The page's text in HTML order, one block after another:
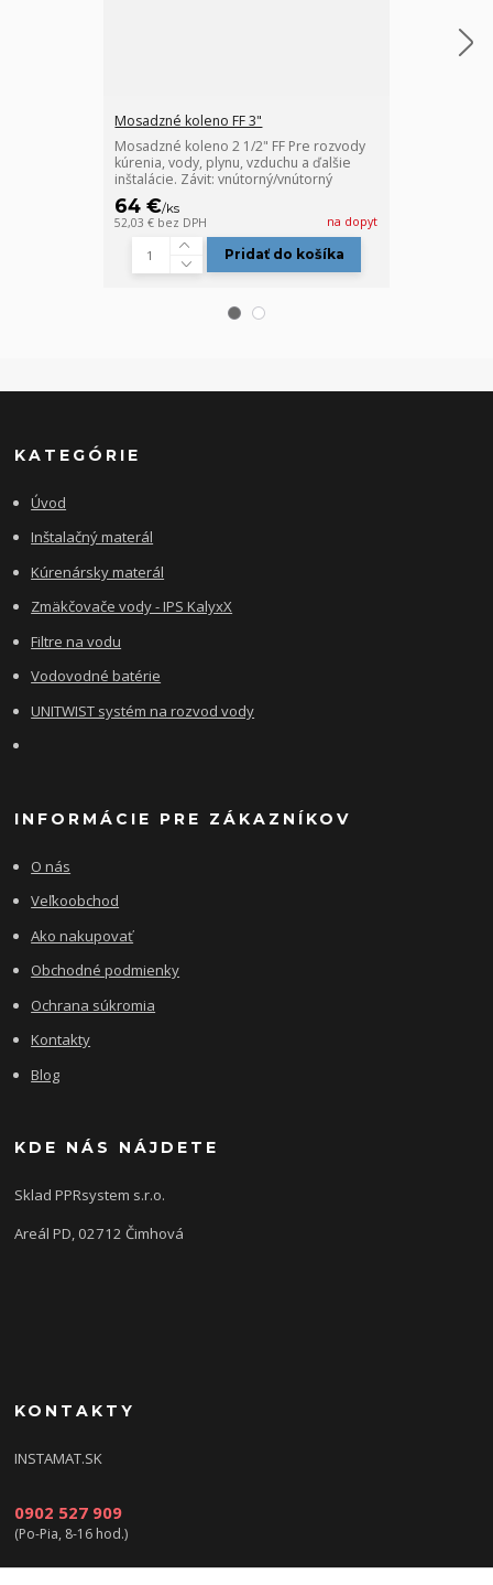
Mosadzné koleno FF 3"
Mosadzné koleno 2 1/2" FF Pre rozvody
kúrenia, vody, plynu, vzduchu a ďalšie
inštalácie. Závit: vnútorný/vnútorný
64 €/ks
52,03 € bez DPH na dopyt
Pridať do košíka
KATEGÓRIE
Úvod
Inštalačný materál
Kúrenársky materál
Zmäkčovače vody - IPS KalyxX
Filtre na vodu
Vodovodné batérie
UNITWIST systém na rozvod vody
INFORMÁCIE PRE ZÁKAZNÍKOV
O nás
Veľkoobchod
Ako nakupovať
Obchodné podmienky
Ochrana súkromia
Kontakty
Blog
KDE NÁS NÁJDETE
Sklad PPRsystem s.r.o.
Areál PD, 02712 Čimhová
KONTAKTY
INSTAMAT.SK
0902 527 909
(Po-Pia, 8-16 hod.)
info@instamat.sk